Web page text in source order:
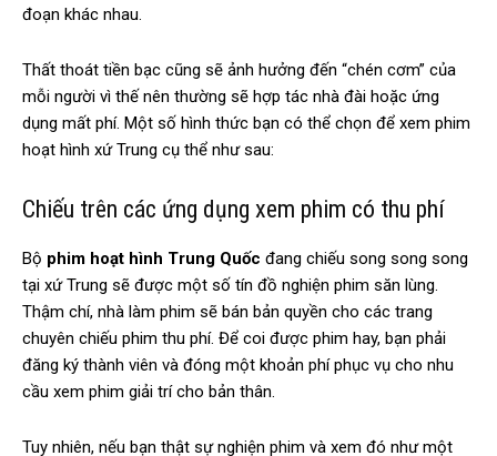
đoạn khác nhau.
Thất thoát tiền bạc cũng sẽ ảnh hưởng đến “chén cơm” của
mỗi người vì thế nên thường sẽ hợp tác nhà đài hoặc ứng
dụng mất phí. Một số hình thức bạn có thể chọn để xem phim
hoạt hình xứ Trung cụ thể như sau:
Chiếu trên các ứng dụng xem phim có thu phí
Bộ phim hoạt hình Trung Quốc đang chiếu song song song
tại xứ Trung sẽ được một số tín đồ nghiện phim săn lùng.
Thậm chí, nhà làm phim sẽ bán bản quyền cho các trang
chuyên chiếu phim thu phí. Để coi được phim hay, bạn phải
đăng ký thành viên và đóng một khoản phí phục vụ cho nhu
cầu xem phim giải trí cho bản thân.
Tuy nhiên, nếu bạn thật sự nghiện phim và xem đó như một